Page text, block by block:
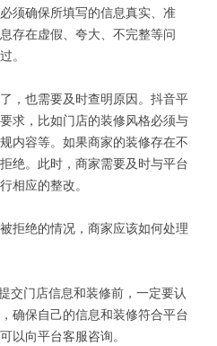
须确保所填写的信息真实、准
存在虚假、夸大、不完整等问
。
，也需要及时查明原因。抖音平
求，比如门店的装修风格必须与
内容等。如果商家的装修存在不
绝。此时，商家需要及时与平台
相应的整改。
拒绝的情况，商家应该如何处理
交门店信息和装修前，一定要认
确保自己的信息和装修符合平台
以向平台客服咨询。